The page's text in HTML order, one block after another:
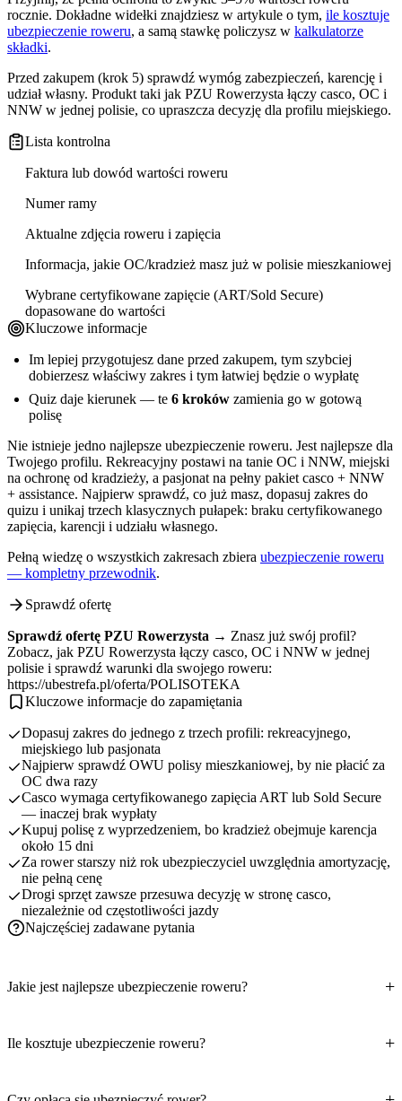
rocznie. Dokładne widełki znajdziesz w artykule o tym, ile kosztuje
ubezpieczenie roweru, a samą stawkę policzysz w kalkulatorze
składki.
Przed zakupem (krok 5) sprawdź wymóg zabezpieczeń, karencję i
udział własny. Produkt taki jak PZU Rowerzysta łączy casco, OC i
NNW w jednej polisie, co upraszcza decyzję dla profilu miejskiego.
Lista kontrolna
Faktura lub dowód wartości roweru
Numer ramy
Aktualne zdjęcia roweru i zapięcia
Informacja, jakie OC/kradzież masz już w polisie mieszkaniowej
Wybrane certyfikowane zapięcie (ART/Sold Secure)
dopasowane do wartości
Kluczowe informacje
Im lepiej przygotujesz dane przed zakupem, tym szybciej
dobierzesz właściwy zakres i tym łatwiej będzie o wypłatę
Quiz daje kierunek — te 6 kroków zamienia go w gotową
polisę
Nie istnieje jedno najlepsze ubezpieczenie roweru. Jest najlepsze dla
Twojego profilu. Rekreacyjny postawi na tanie OC i NNW, miejski
na ochronę od kradzieży, a pasjonat na pełny pakiet casco + NNW
+ assistance. Najpierw sprawdź, co już masz, dopasuj zakres do
quizu i unikaj trzech klasycznych pułapek: braku certyfikowanego
zapięcia, karencji i udziału własnego.
Pełną wiedzę o wszystkich zakresach zbiera ubezpieczenie roweru
— kompletny przewodnik.
Sprawdź ofertę
Sprawdź ofertę PZU Rowerzysta → Znasz już swój profil?
Zobacz, jak PZU Rowerzysta łączy casco, OC i NNW w jednej
polisie i sprawdź warunki dla swojego roweru:
https://ubestrefa.pl/oferta/POLISOTEKA
Kluczowe informacje do zapamiętania
Dopasuj zakres do jednego z trzech profili: rekreacyjnego,
miejskiego lub pasjonata
Najpierw sprawdź OWU polisy mieszkaniowej, by nie płacić za
OC dwa razy
Casco wymaga certyfikowanego zapięcia ART lub Sold Secure
— inaczej brak wypłaty
Kupuj polisę z wyprzedzeniem, bo kradzież obejmuje karencja
około 15 dni
Za rower starszy niż rok ubezpieczyciel uwzględnia amortyzację,
nie pełną cenę
Drogi sprzęt zawsze przesuwa decyzję w stronę casco,
niezależnie od częstotliwości jazdy
Najczęściej zadawane pytania
Jakie jest najlepsze ubezpieczenie roweru?
Ile kosztuje ubezpieczenie roweru?